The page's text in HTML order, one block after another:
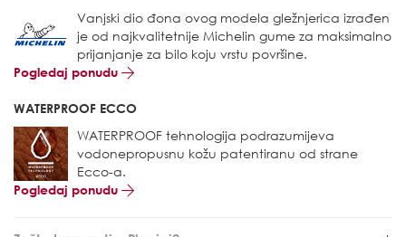
Vanjski dio đona ovog modela gležnjerica izrađen
je od najkvalitetnije Michelin gume za maksimalno
prijanjanje za bilo koju vrstu površine.
Pogledaj ponudu
WATERPROOF ECCO
WATERPROOF tehnologija podrazumijeva
vodonepropusnu kožu patentiranu od strane
Ecco-a.
Pogledaj ponudu